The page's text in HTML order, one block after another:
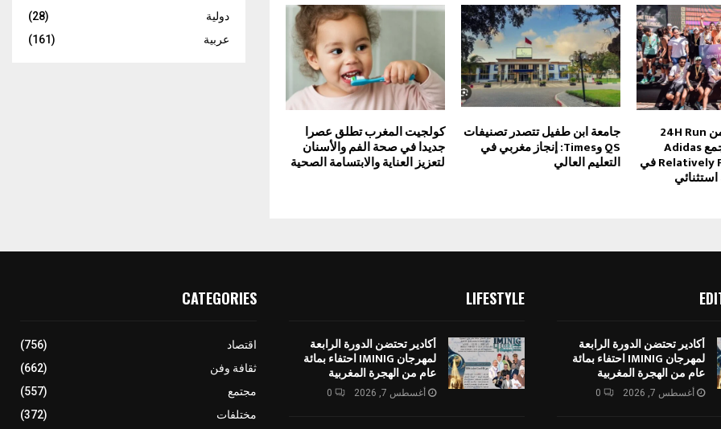
النسخة الأولى من 24H Run
بالدار البيضاء تجمع Adidas
Runners وRelatively Fast في
جامعة ابن طفيل تتصدر تصنيفات
QS وTimes: إنجاز مغربي في
التعليم العالي
كولجيت المغرب تطلق عصرا
جديدا في صحة الفم والأسنان
لتعزيز العناية والابتسامة الصحية
دولية
(28)
عربية
(161)
أكادير تحتضن الدورة الرابعة
لمهرجان IMINIG احتفاء بمائة
عام من الهجرة المغربية
أغسطس 7, 2026 0
LIFESTYLE
أكادير تحتضن الدورة الرابعة
لمهرجان IMINIG احتفاء بمائة
عام من الهجرة المغربية
أغسطس 7, 2026 0
CATEGORIES
اقتصاد
(756)
ثقافة وفن
(662)
مجتمع
(557)
مختلفات
(372)